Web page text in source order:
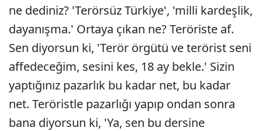
ne dediniz? 'Terörsüz Türkiye', 'milli kardeşlik,
dayanışma.' Ortaya çıkan ne? Teröriste af.
Sen diyorsun ki, 'Terör örgütü ve terörist seni
affedeceğim, sesini kes, 18 ay bekle.' Sizin
yaptığınız pazarlık bu kadar net, bu kadar
net. Teröristle pazarlığı yapıp ondan sonra
bana diyorsun ki, 'Ya, sen bu dersine